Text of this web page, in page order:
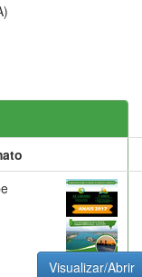
Visualizar/Abrir